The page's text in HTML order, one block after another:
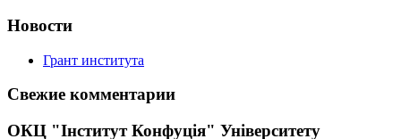
Новости
Грант института
Свежие комментарии
ОКЦ "Інститут Конфуція" Університету